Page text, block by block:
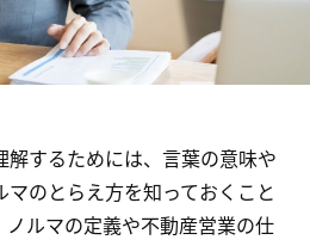
解するためには、言葉の意味や
のとらえ方を知っておくこと
ノルマの定義や不動産営業の仕